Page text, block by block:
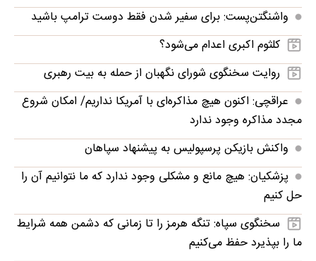
واشنگتن‌پست: برای سفیر شدن فقط دوست ترامپ باشید
کلثوم اکبری اعدام می‌شود؟
روایت سخنگوی شورای نگهبان از حمله به بیت رهبری
عراقچی: اکنون هیچ مذاکره‌ای با آمریکا نداریم/ امکان شروع
مجدد مذاکره وجود ندارد
واکنش بازیکن پرسپولیس به پیشنهاد سپاهان
پزشکیان: هیچ مانع و مشکلی وجود ندارد که ما نتوانیم آن را
حل کنیم
سخنگوی سپاه: تنگه هرمز را تا زمانی که دشمن همه‌ شرایط
ما را بپذیرد حفظ می‌کنیم